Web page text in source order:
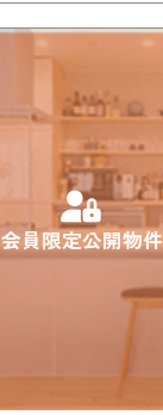
会員限定公開物件